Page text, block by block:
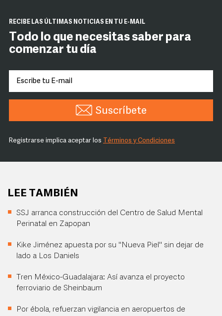
RECIBE LAS ÚLTIMAS NOTICIAS EN TU E-MAIL
Todo lo que necesitas saber para
comenzar tu día
Suscríbete
Registrarse implica aceptar los Términos y Condiciones
LEE TAMBIÉN
SSJ arranca construcción del Centro de Salud Mental
Perinatal en Zapopan
Kike Jiménez apuesta por su "Nueva Piel" sin dejar de
lado a Los Daniels
Tren México-Guadalajara: Así avanza el proyecto
ferroviario de Sheinbaum
Por ébola, refuerzan vigilancia en aeropuertos de